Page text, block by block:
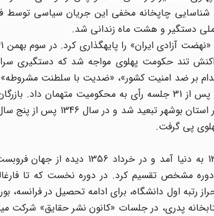
چاپخانه مخفی این جریان سیاسی توسط
واکنش تند حکومت پهلوی مواجه شد که دستگیری
افراد در سالهای 1342 و 1343 به اتهام «اقدام بر ضد امنیت کشور»، «ضدیت با
شد. او پس از دوره کوتاهی در زندان قصر به
پی گرفت.
برخلاف بازرگان، حیات سیاسی دکتر شریعتی که در سال
مشخص تقسیم کرد. در دوره نخست که تا
موفق میشود با احراز رتبه اول دانشگاه، برای ادامه تحصیل در
پدری، در جلسات «کانون نشر حقایق» شرکت